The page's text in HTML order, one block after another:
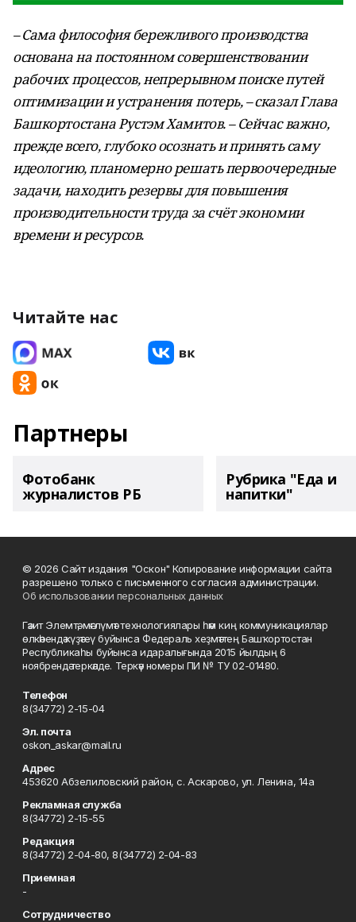
– Сама философия бережливого производства
основана на постоянном совершенствовании
рабочих процессов, непрерывном поиске путей
оптимизации и устранения потерь, – сказал Глава
Башкортостана Рустэм Хамитов. – Сейчас важно,
прежде всего, глубоко осознать и принять саму
идеологию, планомерно решать первоочередные
задачи, находить резервы для повышения
производительности труда за счёт экономии
времени и ресурсов.
Читайте нас
Партнеры
Фотобанк
журналистов РБ
Рубрика "Еда и
напитки"
© 2026 Сайт издания "Оскон" Копирование информации сайта
разрешено только с письменного согласия администрации.
Об использовании персональных данных
Гәзит Элемтә, мәғлүмәт технологиялары һәм киң коммуникациялар
өлкәһендә күҙәтеү буйынса Федераль хеҙмәттең Башҡортостан
Республикаһы буйынса идаралығында 2015 йылдың 6
ноябрендә теркәлде. Теркәү номеры ПИ № ТУ 02-01480.
Телефон
8(34772) 2-15-04
Эл. почта
oskon_askar@mail.ru
Адрес
453620 Абзелиловский район, с. Аскарово, ул. Ленина, 14а
Рекламная служба
8(34772) 2-15-55
Редакция
8(34772) 2-04-80, 8(34772) 2-04-83
Приемная
-
Сотрудничество